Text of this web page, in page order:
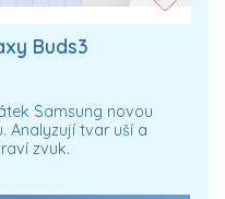
Buds3
Samsung novou
Analyzují tvar uší a
zvuk.